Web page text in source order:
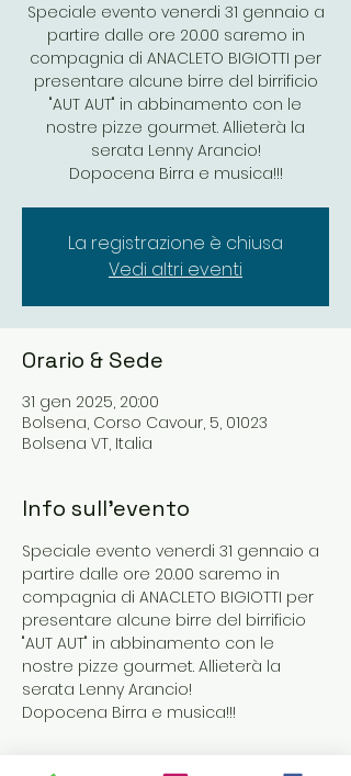
Speciale evento venerdi 31 gennaio a
partire dalle ore 20.00 saremo in
compagnia di ANACLETO BIGIOTTI per
presentare alcune birre del birrificio
"AUT AUT" in abbinamento con le
nostre pizze gourmet. Allieterà la
serata Lenny Arancio!
Dopocena Birra e musica!!!
La registrazione è chiusa
Vedi altri eventi
Orario & Sede
31 gen 2025, 20:00
Bolsena, Corso Cavour, 5, 01023
Bolsena VT, Italia
Info sull'evento
Speciale evento venerdi 31 gennaio a
partire dalle ore 20.00 saremo in
compagnia di ANACLETO BIGIOTTI per
presentare alcune birre del birrificio
"AUT AUT" in abbinamento con le
nostre pizze gourmet. Allieterà la
serata Lenny Arancio!
Dopocena Birra e musica!!!